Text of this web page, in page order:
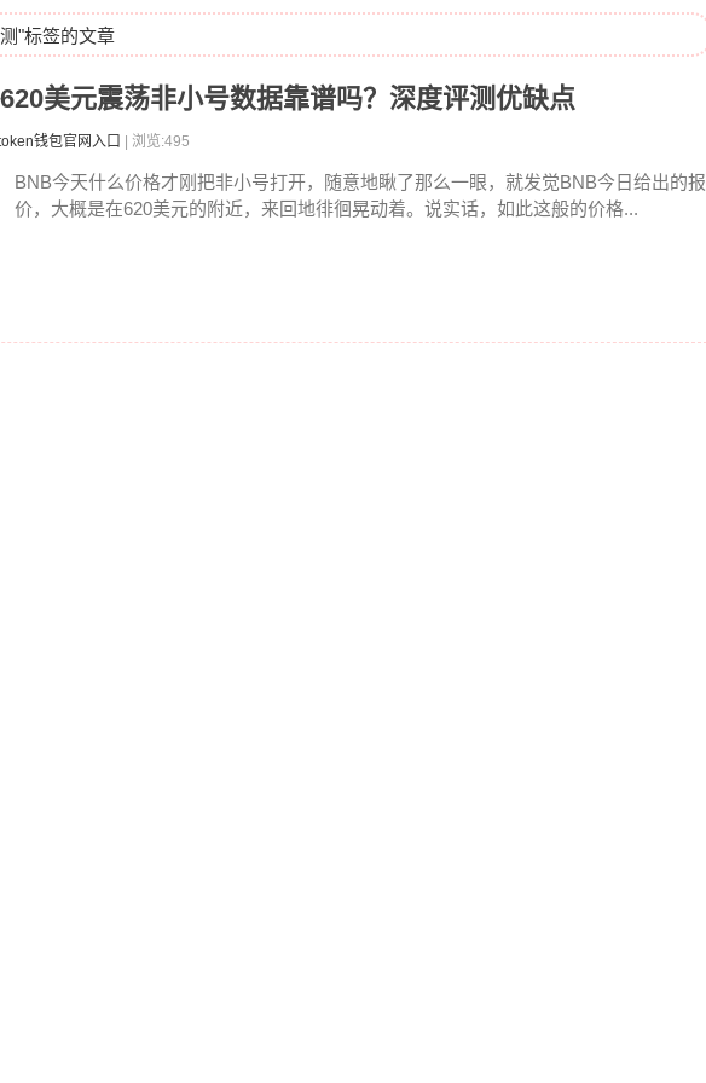
"标签的文章
美元震荡非小号数据靠谱吗？深度评测优缺点
钱包官网入口 | 浏览:495
BNB今天什么价格才刚把非小号打开，随意地瞅了那么一眼，就发觉BNB今日给出的报
价，大概是在620美元的附近，来回地徘徊晃动着。说实话，如此这般的价格...